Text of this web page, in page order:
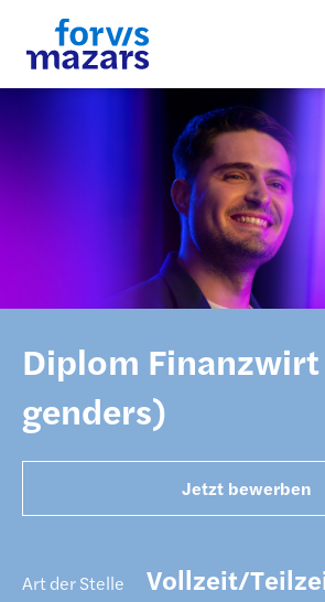
Diplom
genders)
Jetzt bewerben
Art der Stelle Vollzeit/